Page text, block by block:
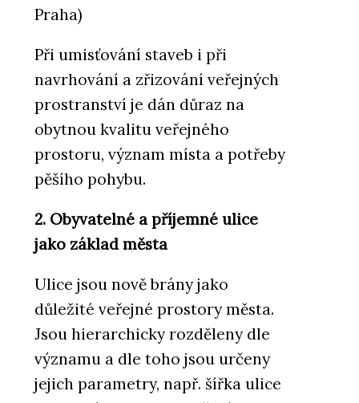
Praha)
Při umisťování staveb i při
navrhování a zřizování veřejných
prostranství je dán důraz na
obytnou kvalitu veřejného
prostoru, význam místa a potřeby
pěšího pohybu.
2. Obyvatelné a příjemné ulice
jako základ města
Ulice jsou nově brány jako
důležité veřejné prostory města.
Jsou hierarchicky rozděleny dle
významu a dle toho jsou určeny
jejich parametry, např. šířka ulice